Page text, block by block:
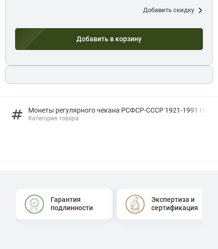
Монеты регулярного чекана РСФСР-СССР 1921-1991 гг.
Категория товара
Добавить скидку
Добавить в корзину
Гарантия
подлинности
Экспертиза и
сертификация